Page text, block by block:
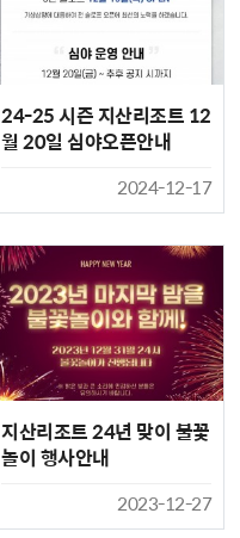
24-25 시즌 지산리조트 12
월 20일 심야오픈안내
2024-12-17
지산리조트 24년 맞이 불꽃
놀이 행사안내
2023-12-27